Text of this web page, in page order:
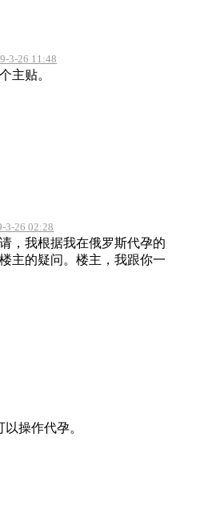
3-26 11:48
主贴。
3-26 02:28
，我根据我在俄罗斯代孕的
主的疑问。楼主，我跟你一
操作代孕。